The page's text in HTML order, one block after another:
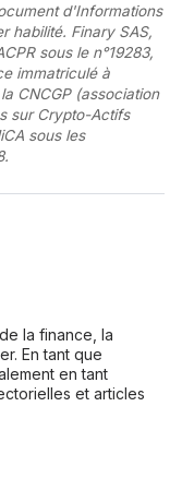
d'Informations
habilité. Finary SAS,
sous le n°19283,
immatriculé à
CNCGP (association
sur Crypto-Actifs
sous les
la finance, la
En tant que
en tant
et articles